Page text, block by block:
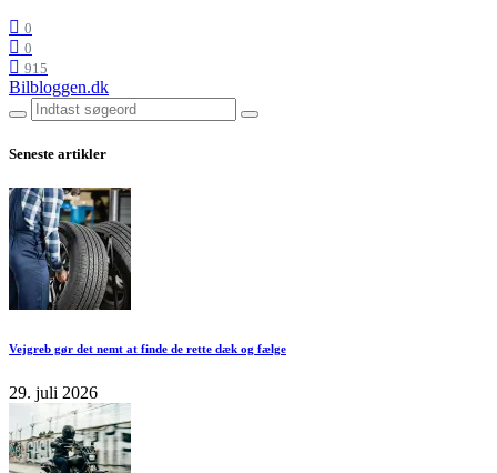
0
0
915
Bilbloggen.dk
Seneste artikler
Vejgreb gør det nemt at finde de rette dæk og fælge
29. juli 2026